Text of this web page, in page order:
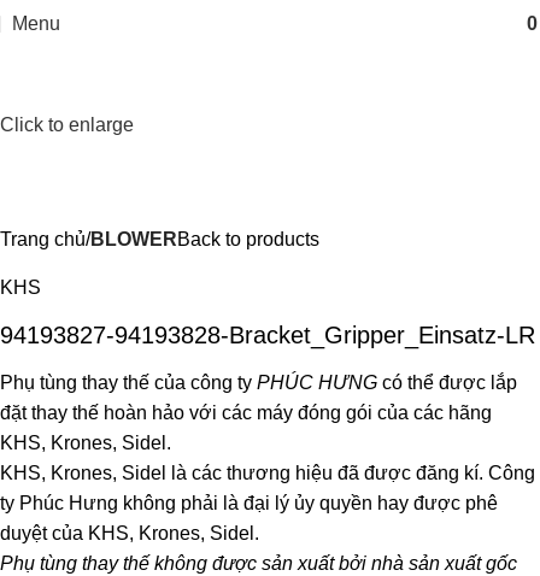
Menu
Click to enlarge
Trang chủ BLOWERBack to products
KHS
94193827-94193828-Bracket_Gripper_Einsatz-LR
Phụ tùng thay thế của công ty PHÚC HƯNG có thể được lắp
đặt thay thế hoàn hảo với các máy đóng gói của các hãng
KHS, Krones, Sidel.
KHS, Krones, Sidel là các thương hiệu đã được đăng kí. Công
ty Phúc Hưng không phải là đại lý ủy quyền hay được phê
duyệt của KHS, Krones, Sidel.
Phụ tùng thay thế không được sản xuất bởi nhà sản xuất gốc